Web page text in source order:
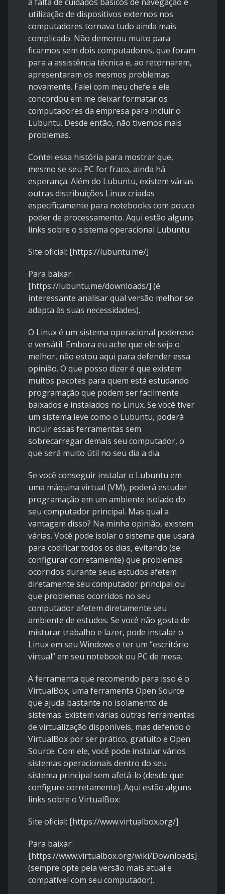
utilização de dispositivos externos nos
computadores tornava tudo ainda mais
complicado. Não demorou muito para
ficarmos sem dois computadores, que foram
para a assistência técnica e, ao retornarem,
apresentaram os mesmos problemas
novamente. Falei com meu chefe e ele
concordou em me deixar formatar os
computadores da empresa para incluir o
Lubuntu. Desde então, não tivemos mais
problemas.
Contei essa história para mostrar que,
mesmo se seu PC for fraco, ainda há
esperança. Além do Lubuntu, existem várias
outras distribuições Linux criadas
especificamente para notebooks com pouco
poder de processamento. Aqui estão alguns
links sobre o sistema operacional Lubuntu:
Site oficial: [https://lubuntu.me/]
Para baixar:
[https://lubuntu.me/downloads/] (é
interessante analisar qual versão melhor se
adapta às suas necessidades).
O Linux é um sistema operacional poderoso
e versátil. Embora eu ache que ele seja o
melhor, não estou aqui para defender essa
opinião. O que posso dizer é que existem
muitos pacotes para quem está estudando
programação que podem ser facilmente
baixados e instalados no Linux. Se você tiver
um sistema leve como o Lubuntu, poderá
incluir essas ferramentas sem
sobrecarregar demais seu computador, o
que será muito útil no seu dia a dia.
Se você conseguir instalar o Lubuntu em
uma máquina virtual (VM), poderá estudar
programação em um ambiente isolado do
seu computador principal. Mas qual a
vantagem disso? Na minha opinião, existem
várias. Você pode isolar o sistema que usará
para codificar todos os dias, evitando (se
configurar corretamente) que problemas
ocorridos durante seus estudos afetem
diretamente seu computador principal ou
que problemas ocorridos no seu
computador afetem diretamente seu
ambiente de estudos. Se você não gosta de
misturar trabalho e lazer, pode instalar o
Linux em seu Windows e ter um “escritório
virtual” em seu notebook ou PC de mesa.
A ferramenta que recomendo para isso é o
VirtualBox, uma ferramenta Open Source
que ajuda bastante no isolamento de
sistemas. Existem várias outras ferramentas
de virtualização disponíveis, mas defendo o
VirtualBox por ser prático, gratuito e Open
Source. Com ele, você pode instalar vários
sistemas operacionais dentro do seu
sistema principal sem afetá-lo (desde que
configure corretamente). Aqui estão alguns
links sobre o VirtualBox:
Site oficial: [https://www.virtualbox.org/]
Para baixar:
[https://www.virtualbox.org/wiki/Downloads]
(sempre opte pela versão mais atual e
compatível com seu computador).